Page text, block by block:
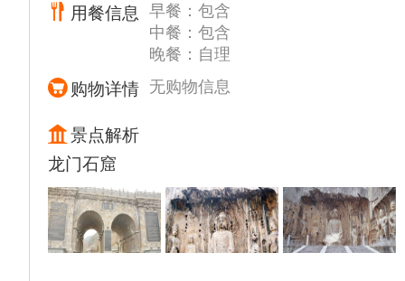
用餐信息
早餐：包含
中餐：包含
晚餐：自理
购物详情 无购物信息
景点解析
龙门石窟